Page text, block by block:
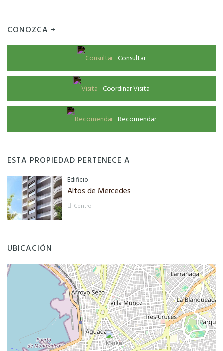
CONOZCA +
Consultar
Coordinar Visita
Recomendar
ESTA PROPIEDAD PERTENECE A
Edificio
Altos de Mercedes
Centro
UBICACIÓN